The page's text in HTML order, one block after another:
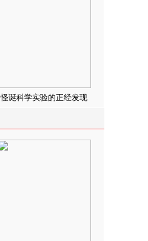
怪诞科学实验的正经发现